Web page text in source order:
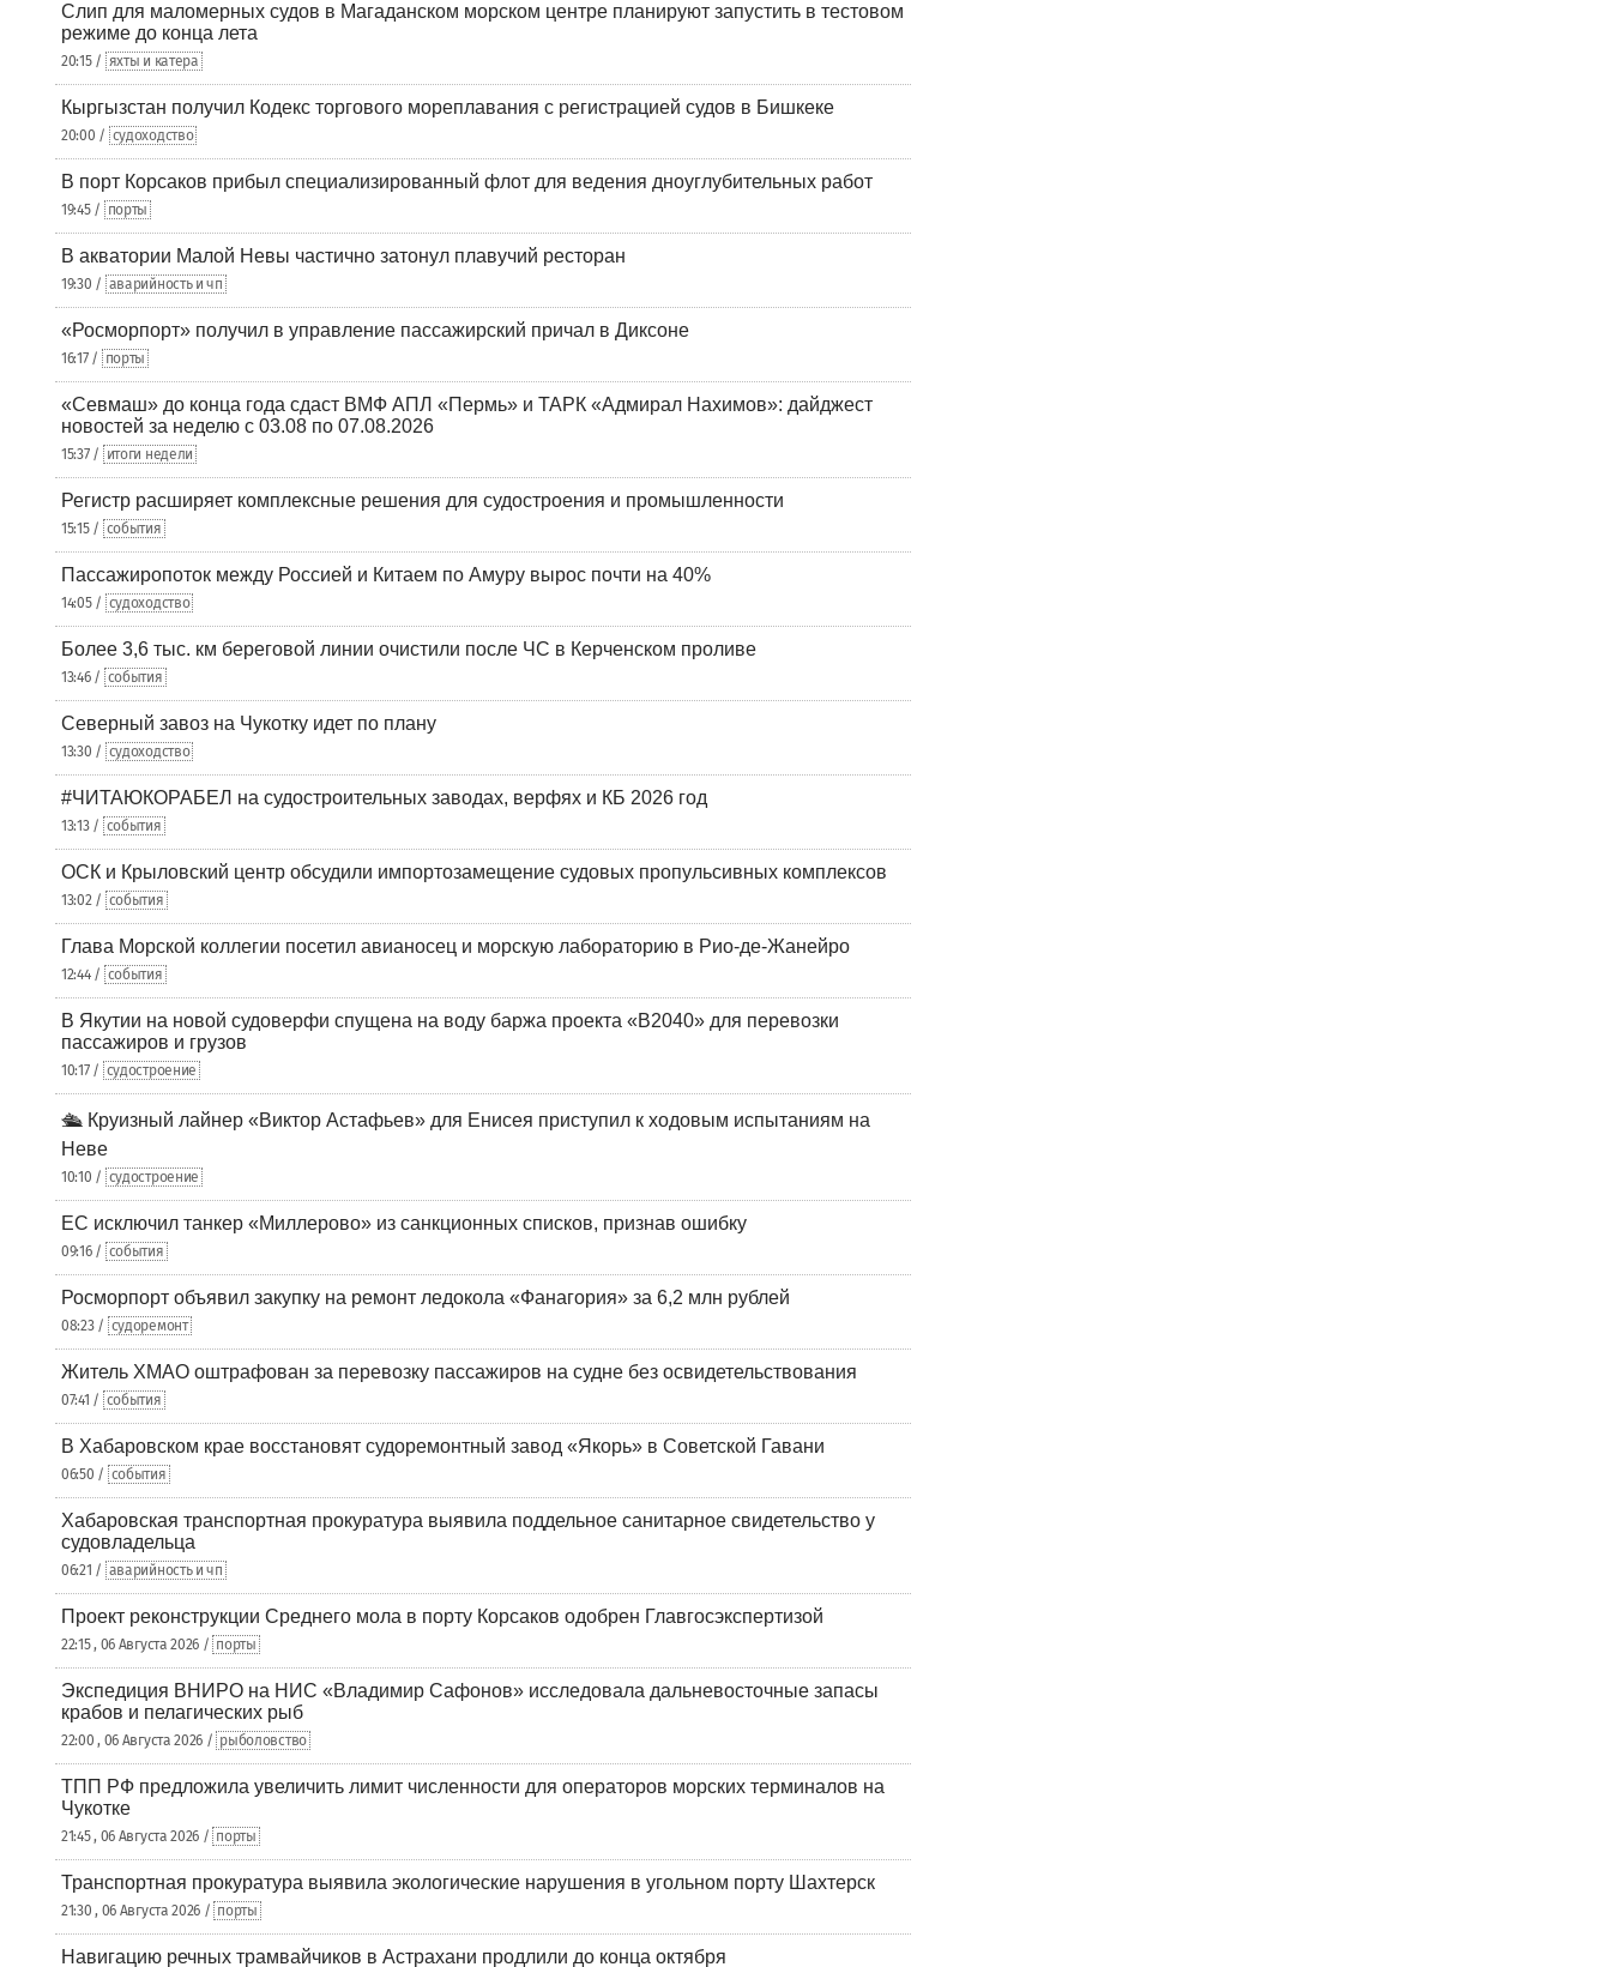
Слип для маломерных судов в Магаданском морском центре планируют запустить в тестовом
режиме до конца лета
20:15 / яхты и катера
Кыргызстан получил Кодекс торгового мореплавания с регистрацией судов в Бишкеке
20:00 / судоходство
В порт Корсаков прибыл специализированный флот для ведения дноуглубительных работ
19:45 / порты
В акватории Малой Невы частично затонул плавучий ресторан
19:30 / аварийность и чп
«Росморпорт» получил в управление пассажирский причал в Диксоне
16:17 / порты
«Севмаш» до конца года сдаст ВМФ АПЛ «Пермь» и ТАРК «Адмирал Нахимов»: дайджест
новостей за неделю с 03.08 по 07.08.2026
15:37 / итоги недели
Регистр расширяет комплексные решения для судостроения и промышленности
15:15 / события
Пассажиропоток между Россией и Китаем по Амуру вырос почти на 40%
14:05 / судоходство
Более 3,6 тыс. км береговой линии очистили после ЧС в Керченском проливе
13:46 / события
Северный завоз на Чукотку идет по плану
13:30 / судоходство
#ЧИТАЮКОРАБЕЛ на судостроительных заводах, верфях и КБ 2026 год
13:13 / события
ОСК и Крыловский центр обсудили импортозамещение судовых пропульсивных комплексов
13:02 / события
Глава Морской коллегии посетил авианосец и морскую лабораторию в Рио-де-Жанейро
12:44 / события
В Якутии на новой судоверфи спущена на воду баржа проекта «В2040» для перевозки
пассажиров и грузов
10:17 / судостроение
🛳️ Круизный лайнер «Виктор Астафьев» для Енисея приступил к ходовым испытаниям на
Неве
10:10 / судостроение
ЕС исключил танкер «Миллерово» из санкционных списков, признав ошибку
09:16 / события
Росморпорт объявил закупку на ремонт ледокола «Фанагория» за 6,2 млн рублей
08:23 / судоремонт
Житель ХМАО оштрафован за перевозку пассажиров на судне без освидетельствования
07:41 / события
В Хабаровском крае восстановят судоремонтный завод «Якорь» в Советской Гавани
06:50 / события
Хабаровская транспортная прокуратура выявила поддельное санитарное свидетельство у
судовладельца
06:21 / аварийность и чп
Проект реконструкции Среднего мола в порту Корсаков одобрен Главгосэкспертизой
22:15 , 06 Августа 2026 / порты
Экспедиция ВНИРО на НИС «Владимир Сафонов» исследовала дальневосточные запасы
крабов и пелагических рыб
22:00 , 06 Августа 2026 / рыболовство
ТПП РФ предложила увеличить лимит численности для операторов морских терминалов на
Чукотке
21:45 , 06 Августа 2026 / порты
Транспортная прокуратура выявила экологические нарушения в угольном порту Шахтерск
21:30 , 06 Августа 2026 / порты
Навигацию речных трамвайчиков в Астрахани продлили до конца октября